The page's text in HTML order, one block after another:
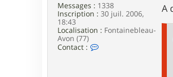
Messages : 1338
Inscription : 30 juil. 2006,
18:43
Localisation : Fontainebleau-
Avon (77)
Contact :
A